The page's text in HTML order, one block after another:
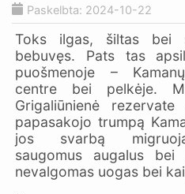
Paskelbta: 2024-10-22
Toks ilgas, šiltas bei
bebuvęs. Pats tas
puošmenoje –
centre bei pelkėje.
Grigaliūnienė
papasakojo trumpą
jos svarbą
saugomus augalus
nevalgomas uogas bei